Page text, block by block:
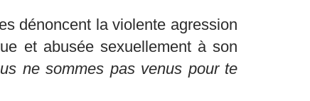
dénoncent la violente agression
et abusée sexuellement à son
ne sommes pas venus pour te